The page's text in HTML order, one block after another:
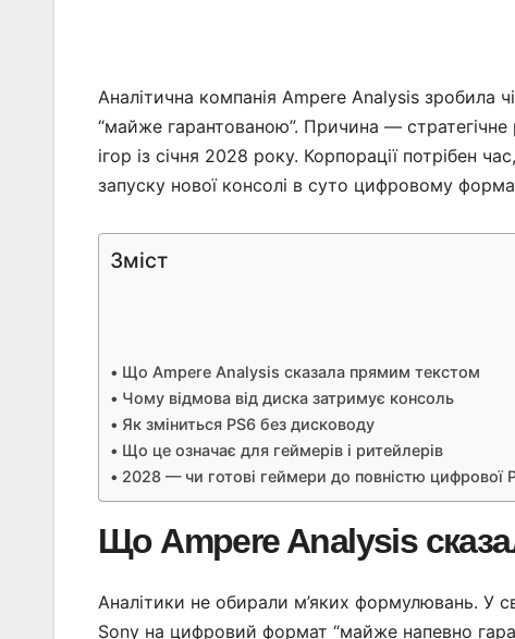
Аналітична компанія Ampere Analysis зробила
“майже гарантованою”. Причина — стратегічне
ігор із січня 2028 року. Корпорації потрібен
запуску нової консолі в суто цифровому
Зміст
Що Ampere Analysis сказала прямим текстом
Чому відмова від диска затримує консоль
Як зміниться PS6 без дисководу
Що це означає для геймерів і ритейлерів
2028 — чи готові геймери до повністю цифрової
Що Ampere Analysis
Аналітики не обирали м’яких формулювань. У
Sony на цифровий формат “майже напевно